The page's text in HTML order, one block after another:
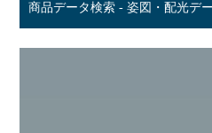
商品データ検索 - 姿図・配光デ